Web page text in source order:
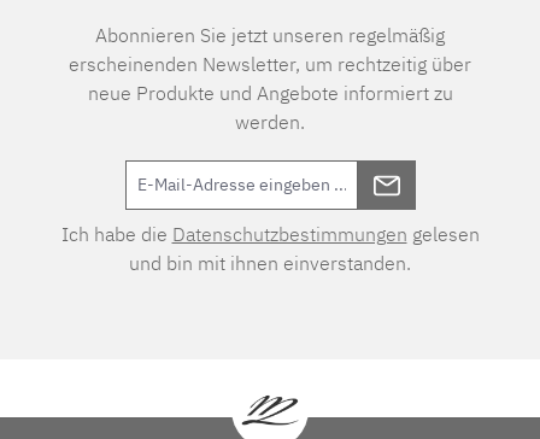
Abonnieren Sie jetzt unseren regelmäßig
erscheinenden Newsletter, um rechtzeitig über
neue Produkte und Angebote informiert zu
werden.
Ich habe die Datenschutzbestimmungen gelesen
und bin mit ihnen einverstanden.